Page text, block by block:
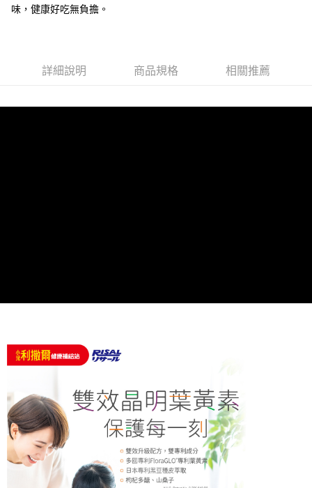
資料（包含姓名、電話或地址）提供予台灣大哥大進項蒐集、處理及利用，
※ 交易是否成功請以「AFTEE先享後付 」之結帳頁面顯示為準，若有關於
１．透過由恩沛科技股份有限公司提供之「AFTEE先享後付」服務完成之交
２．關於個人資料處理事宜，請瀏覽以下網址：
味，健康好吃無負擔。
詳細說明 商品規格 相關推薦